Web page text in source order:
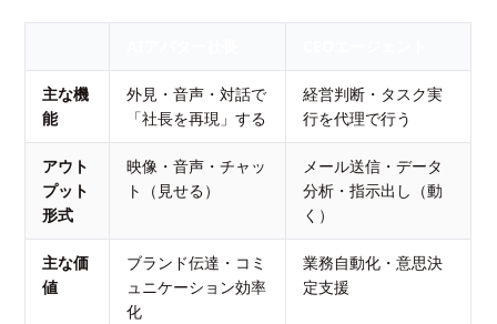
主な機
能
外見・音声・対話で
「社長を再現」する
経営判断・タスク実
行を代理で行う
アウト
プット
形式
映像・音声・チャッ
ト（見せる）
メール送信・データ
分析・指示出し（動
く）
主な価
値
ブランド伝達・コミ
ュニケーション効率
化
業務自動化・意思決
定支援